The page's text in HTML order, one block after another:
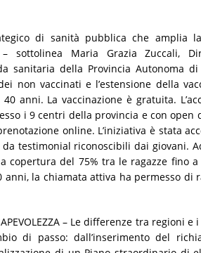
di sanità pubblica che amplia
sottolinea Maria Grazia Zuccali,
sanitaria della Provincia Autonoma
non vaccinati e l’estensione della
anni. La vaccinazione è gratuita.
i 9 centri della provincia e con open
online. L’iniziativa è stata
testimonial riconoscibili dai giovani.
copertura del 75% tra le ragazze fino
la chiamata attiva ha permesso di
– Le differenze tra regioni
di passo: dall’inserimento del